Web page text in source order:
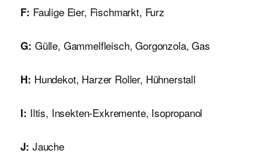
F: Faulige Eier, Fischmarkt, Furz
G: Gülle, Gammelfleisch, Gorgonzola, Gas
H: Hundekot, Harzer Roller, Hühnerstall
I: Iltis, Insekten-Exkremente, Isopropanol
J: Jauche